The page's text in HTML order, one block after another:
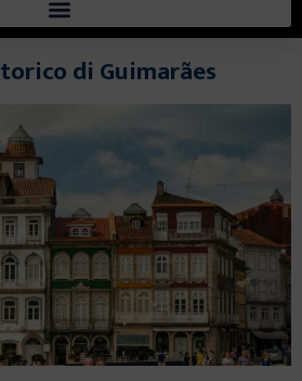
di Guimarães